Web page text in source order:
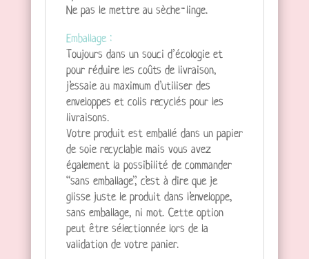
Ne pas le mettre au sèche-linge.
Emballage :
Toujours dans un souci d’écologie et
pour réduire les coûts de livraison,
j’essaie au maximum d’utiliser des
enveloppes et colis recyclés pour les
livraisons.
Votre produit est emballé dans un papier
de soie recyclable mais vous avez
également la possibilité de commander
“sans emballage”, c’est à dire que je
glisse juste le produit dans l’enveloppe,
sans emballage, ni mot. Cette option
peut être sélectionnée lors de la
validation de votre panier.